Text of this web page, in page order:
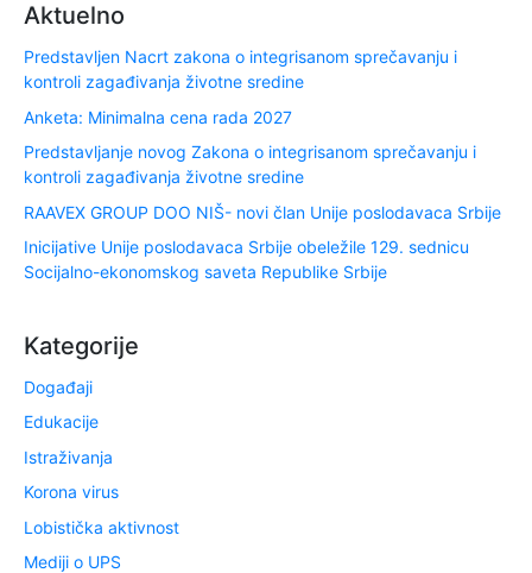
Aktuelno
Predstavljen Nacrt zakona o integrisanom sprečavanju i
kontroli zagađivanja životne sredine
Anketa: Minimalna cena rada 2027
Predstavljanje novog Zakona o integrisanom sprečavanju i
kontroli zagađivanja životne sredine
RAAVEX GROUP DOO NIŠ- novi član Unije poslodavaca Srbije
Inicijative Unije poslodavaca Srbije obeležile 129. sednicu
Socijalno-ekonomskog saveta Republike Srbije
Kategorije
Događaji
Edukacije
Istraživanja
Korona virus
Lobistička aktivnost
Mediji o UPS